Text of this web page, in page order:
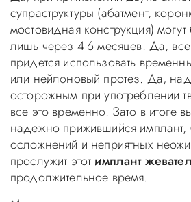
супраструктуры (абатмент,
мостовидная конструкция)
лишь через 4-6 месяцев. Да,
придется использовать
или нейлоновый протез. Да,
осторожным при употреблении
все это временно. Зато в итоге
надежно прижившийся имплант,
осложнений и неприятных
прослужит этот имплант
продолжительное время.